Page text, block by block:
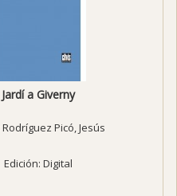
Jardí a Giverny
Rodríguez Picó, Jesús
Edición: Digital